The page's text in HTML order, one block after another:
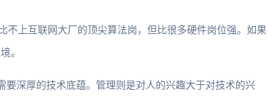
不上互联网大厂的顶尖算法岗，但比很多硬件岗位强。如果
。
深厚的技术底蕴。管理则是对人的兴趣大于对技术的兴